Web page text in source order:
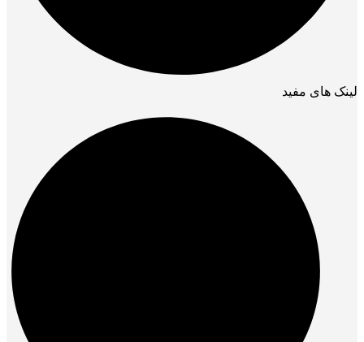
لینک های مفید